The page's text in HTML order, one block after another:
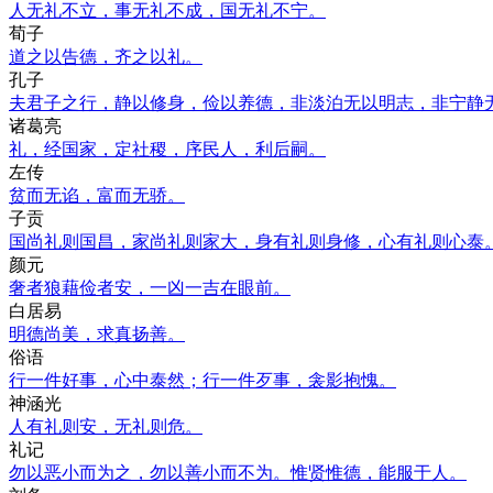
人无礼不立，事无礼不成，国无礼不宁。
荀子
道之以告德，齐之以礼。
孔子
夫君子之行，静以修身，俭以养德，非淡泊无以明志，非宁静
诸葛亮
礼，经国家，定社稷，序民人，利后嗣。
左传
贫而无谄，富而无骄。
子贡
国尚礼则国昌，家尚礼则家大，身有礼则身修，心有礼则心泰。
颜元
奢者狼藉俭者安，一凶一吉在眼前。
白居易
明德尚美，求真扬善。
俗语
行一件好事，心中泰然；行一件歹事，衾影抱愧。
神涵光
人有礼则安，无礼则危。
礼记
勿以恶小而为之，勿以善小而不为。惟贤惟德，能服于人。